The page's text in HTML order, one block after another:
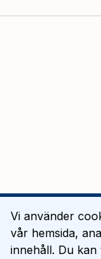
Vi använder
vår hemsida,
innehåll. Du